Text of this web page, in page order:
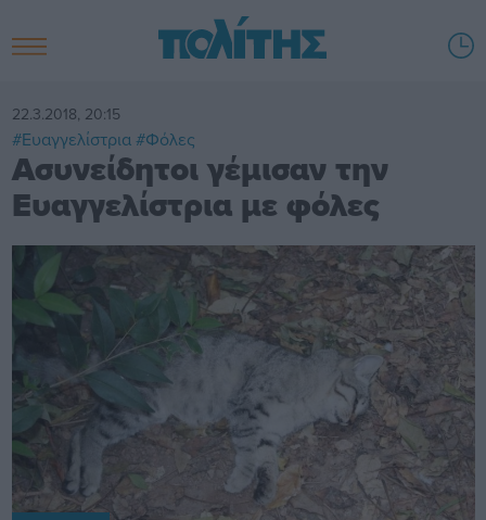
22.3.2018, 20:15
#Ευαγγελίστρια #Φόλες
Ασυνείδητοι γέμισαν την
Ευαγγελίστρια με φόλες